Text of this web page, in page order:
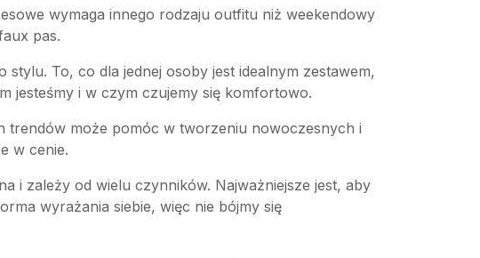
wymaga innego rodzaju outfitu niż weekendowy
pas.
To, co dla jednej osoby jest idealnym zestawem,
jesteśmy i w czym czujemy się komfortowo.
trendów może pomóc w tworzeniu nowoczesnych i
w cenie.
i zależy od wielu czynników. Najważniejsze jest, aby
wyrażania siebie, więc nie bójmy się